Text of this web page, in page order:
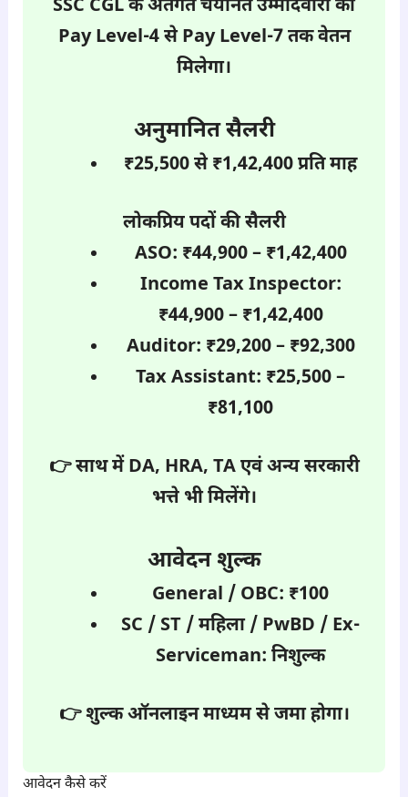
SSC CGL के अंतर्गत चयनित उम्मीदवारों को
Pay Level-4 से Pay Level-7 तक वेतन
मिलेगा।
अनुमानित सैलरी
₹25,500 से ₹1,42,400 प्रति माह
लोकप्रिय पदों की सैलरी
ASO: ₹44,900 – ₹1,42,400
Income Tax Inspector:
₹44,900 – ₹1,42,400
Auditor: ₹29,200 – ₹92,300
Tax Assistant: ₹25,500 –
₹81,100
👉 साथ में DA, HRA, TA एवं अन्य सरकारी
भत्ते भी मिलेंगे।
आवेदन शुल्क
General / OBC: ₹100
SC / ST / महिला / PwBD / Ex-
Serviceman: निशुल्क
👉 शुल्क ऑनलाइन माध्यम से जमा होगा।
आवेदन कैसे करें